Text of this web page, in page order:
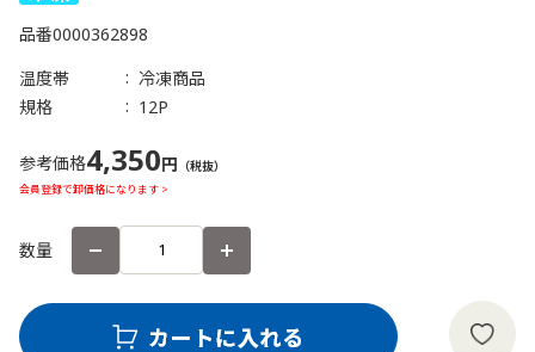
品番0000362898
温度帯
冷凍商品
規格
12P
参考価格4,350円 （税抜）
会員登録で卸価格になります >
数量